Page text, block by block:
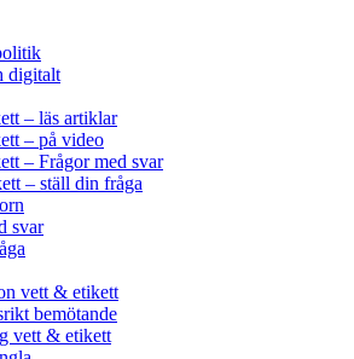
digitalt
– läs artiklar
– på video
– Frågor med svar
– ställ din fråga
svar
vett & etikett
bemötande
vett & etikett